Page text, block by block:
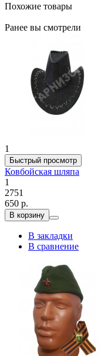
Похожие товары
Ранее вы смотрели
1
Быстрый просмотр
Ковбойская шляпа
1
2751
650 р.
В корзину
В закладки
В сравнение